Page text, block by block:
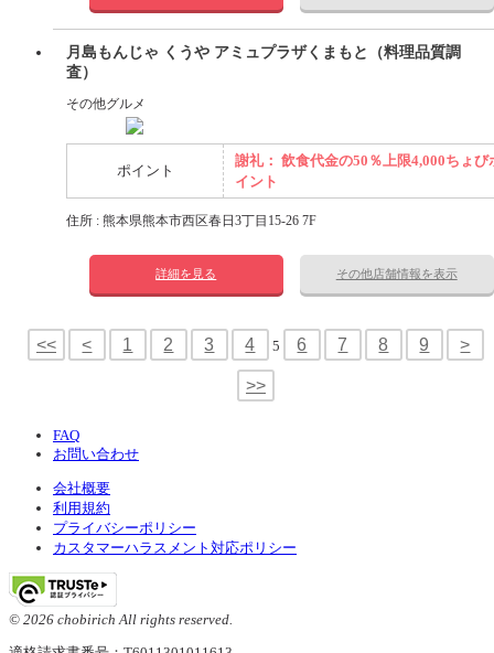
月島もんじゃ くうや アミュプラザくまもと（料理品質調
査）
その他グルメ
ポイント
謝礼： 飲食代金の50％上限4,000ちょび
イント
住所 : 熊本県熊本市西区春日3丁目15-26 7F
詳細を見る その他店舗情報を表示
<< < 1 2 3 4 5 6 7 8 9 >
>>
FAQ
お問い合わせ
会社概要
利用規約
プライバシーポリシー
カスタマーハラスメント対応ポリシー
© 2026 chobirich All rights reserved.